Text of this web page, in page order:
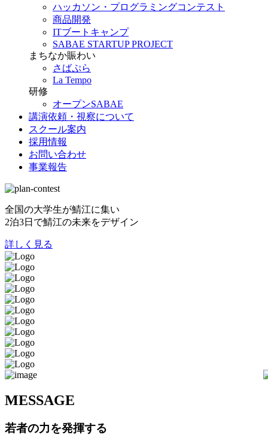
ハッカソン・プログラミングコンテスト
商品開発
ITブートキャンプ
SABAE STARTUP PROJECT
まちなか賑わい
さばぷら
La Tempo
研修
オープンSABAE
講演依頼・視察について
スクール案内
採用情報
お問い合わせ
事業報告
全国の大学生が鯖江に集い
2泊3日で鯖江の未来をデザイン
詳しく見る
MESSAGE
若者の力を発揮する